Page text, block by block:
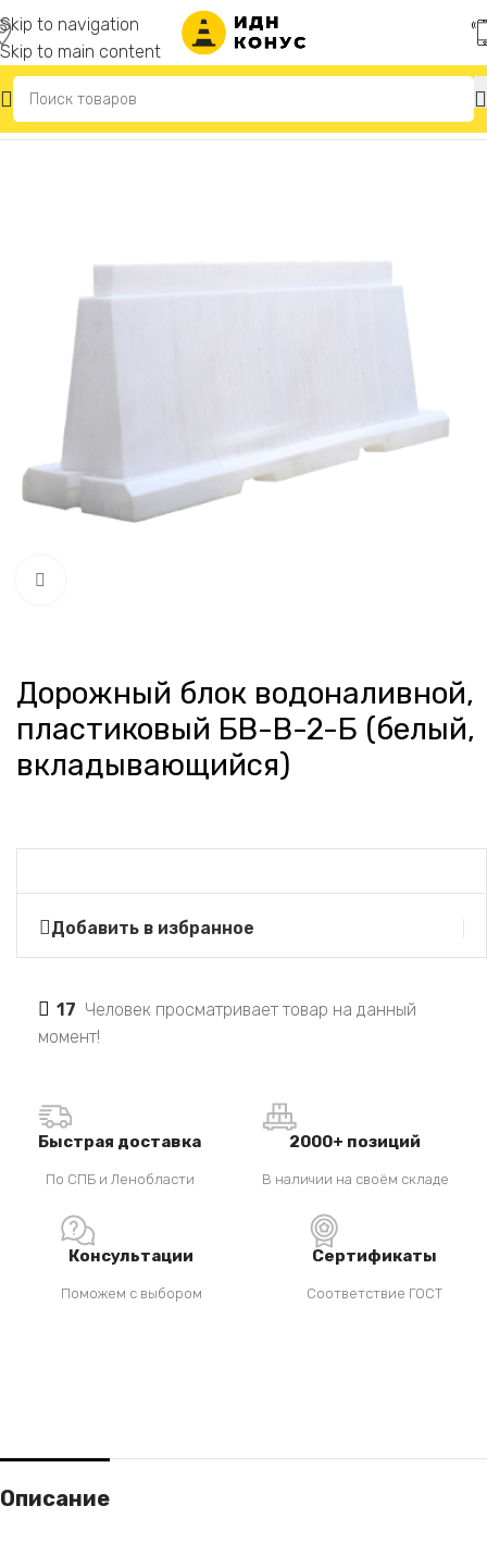
Skip to navigation
Skip to main content
Главная Дорожные блоки
Дорожный блок водоналивной,
пластиковый БВ-В-2-Б (белый,
вкладывающийся)
Добавить в избранное
17 Человек просматривает товар на данный
момент!
Быстрая доставка
По СПБ и Ленобласти
2000+ позиций
В наличии на своём складе
Консультации
Поможем с выбором
Сертификаты
Соответствие ГОСТ
Описание